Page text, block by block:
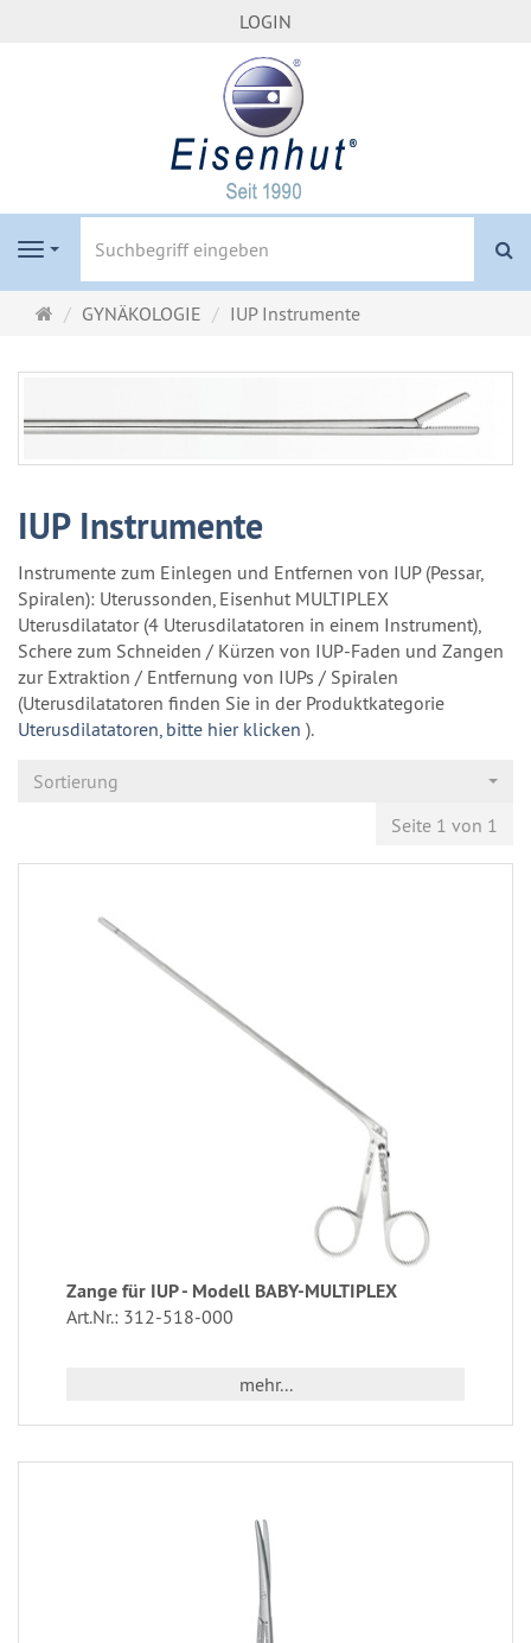
LOGIN
Navigation
Startseite
GYNÄKOLOGIE IUP Instrumente
IUP Instrumente
Instrumente zum Einlegen und Entfernen von IUP (Pessar,
Spiralen): Uterussonden, Eisenhut MULTIPLEX
Uterusdilatator (4 Uterusdilatatoren in einem Instrument),
Schere zum Schneiden / Kürzen von IUP-Faden und Zangen
zur Extraktion / Entfernung von IUPs / Spiralen
(Uterusdilatatoren finden Sie in der Produktkategorie
Uterusdilatatoren, bitte hier klicken ).
Sortierung
Seite 1 von 1
Zange für IUP - Modell BABY-MULTIPLEX
Art.Nr.: 312-518-000
mehr...